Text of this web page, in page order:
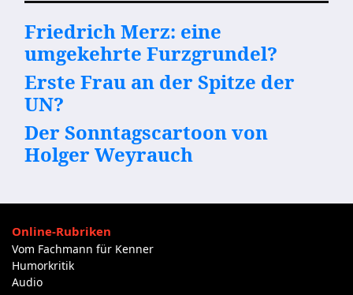
Friedrich Merz: eine
umgekehrte Furzgrundel?
Erste Frau an der Spitze der
UN?
Der Sonntagscartoon von
Holger Weyrauch
Online-Rubriken
Vom Fachmann für Kenner
Humorkritik
Audio